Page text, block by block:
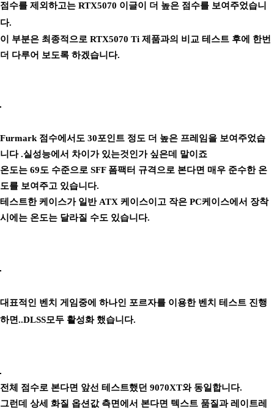
점수를 제외하고는 RTX5070 이글이 더 높은 점수를 보여주었습니
다.
이 부분은 최종적으로 RTX5070 Ti 제품과의 비교 테스트 후에 한번
더 다루어 보도록 하겠습니다.
Furmark 점수에서도 30포인트 정도 더 높은 프레임을 보여주었습
니다 .실성능에서 차이가 있는것인가 싶은데 말이죠
온도는 69도 수준으로 SFF 폼팩터 규격으로 본다면 매우 준수한 온
도를 보여주고 있습니다.
테스트한 케이스가 일반 ATX 케이스이고 작은 PC케이스에서 장착
시에는 온도는 달라질 수도 있습니다.
대표적인 벤치 게임중에 하나인 포르자를 이용한 벤치 테스트 진행
하면..DLSS모두 활성화 했습니다.
전체 점수로 본다면 앞선 테스트했던 9070XT와 동일합니다.
그런데 상세 화질 옵션값 측면에서 본다면 텍스트 품질과 레이트레